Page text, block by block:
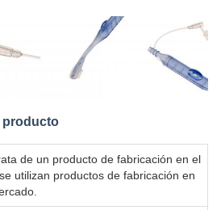
producto
de un producto de fabricación en el
utilizan productos de fabricación en